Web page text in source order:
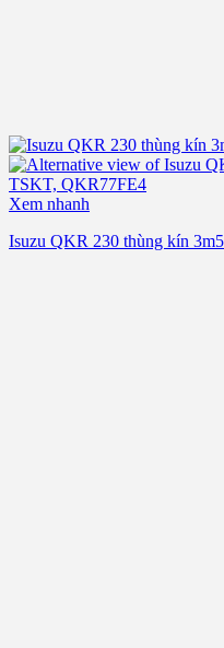
Xem nhanh
Isuzu QKR 230 thùng kín